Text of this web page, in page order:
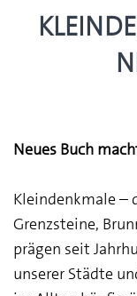
Neues Buch
Kleindenkmale –
Grenzsteine,
prägen seit
unserer Städte